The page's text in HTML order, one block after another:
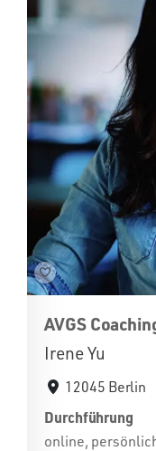
AVGS
Irene Yu
12045 Berlin
Durchführung
online,